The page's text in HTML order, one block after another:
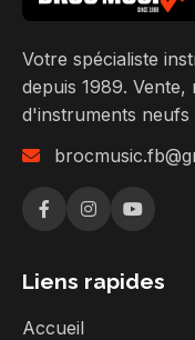
Votre spécialiste
depuis 1989.
d'instruments neufs
Liens rapides
Accueil